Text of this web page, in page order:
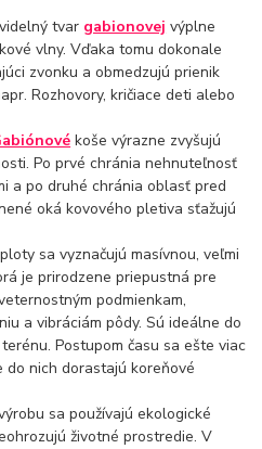
tvar gabionovej výplne
vlny. Vďaka tomu dokonale
zvonku a obmedzujú prienik
Rozhovory, kričiace deti alebo
koše výrazne zvyšujú
Po prvé chránia nehnuteľnosť
a po druhé chránia oblasť pred
oká kovového pletiva sťažujú
sa vyznačujú masívnou, veľmi
je prirodzene priepustná pre
podmienkam,
a vibráciám pôdy. Sú ideálne do
Postupom času sa ešte viac
do nich dorastajú koreňové
sa používajú ekologické
životné prostredie. V